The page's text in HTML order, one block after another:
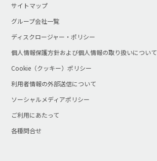
サイトマップ
グループ会社一覧
ディスクロージャー・ポリシー
個人情報保護方針および個人情報の取り扱いについて
Cookie（クッキー）ポリシー
利用者情報の外部送信について
ソーシャルメディアポリシー
ご利用にあたって
各種問合せ